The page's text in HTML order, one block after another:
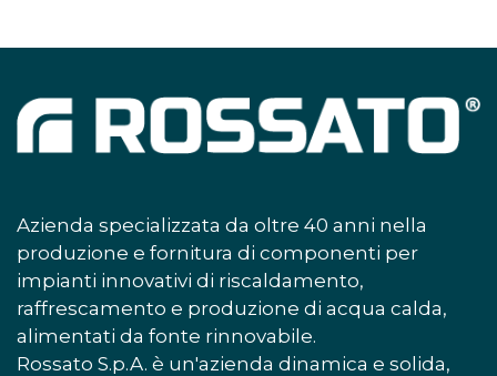
Azienda specializzata da oltre 40 anni nella
produzione e fornitura di componenti per
impianti innovativi di riscaldamento,
raffrescamento e produzione di acqua calda,
alimentati da fonte rinnovabile.
Rossato S.p.A. è un'azienda dinamica e solida,